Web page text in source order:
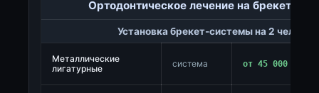
Ортодонтическое лечение на брекет-
Установка брекет-системы на 2 челюсти
Металлические
лигатурные
система от 45 000 ₽